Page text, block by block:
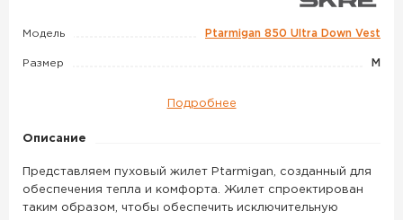
Down
Vest
Green
Модель Ptarmigan 850 Ultra Down Vest
Размер M
Подробнее
Описание
Представляем пуховый жилет Ptarmigan, созданный для
обеспечения тепла и комфорта. Жилет спроектирован
таким образом, чтобы обеспечить исключительную